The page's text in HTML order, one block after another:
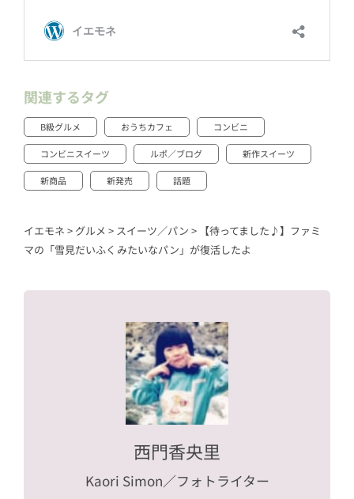
関連するタグ
B級グルメ おうちカフェ コンビニ
コンビニスイーツ ルポ／ブログ 新作スイーツ
新商品 新発売 話題
イエモネ > グルメ > スイーツ／パン > 【待ってました♪】ファミ
マの「雪見だいふくみたいなパン」が復活したよ
西門香央里
Kaori Simon／フォトライター